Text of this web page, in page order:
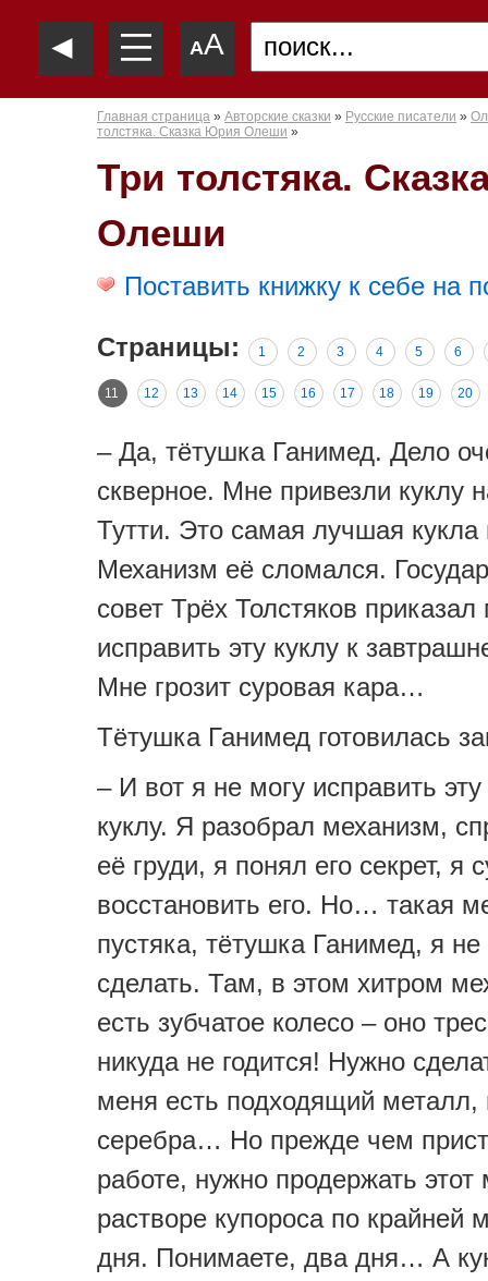
◄ —
—
— AA
Главная страница » Авторские сказки » Русские писатели »
толстяка. Сказка Юрия Олеши »
Три толстяка.
Олеши
Поставить книжку к себе на
Страницы: 1 2 3 4 5 6
11 12 13 14 15 16 17 18 19 20
– Да, тётушка Ганимед. Дело
скверное. Мне привезли куклу
Тутти. Это самая лучшая
Механизм её сломался.
совет Трёх Толстяков приказал
исправить эту куклу к
Мне грозит суровая кара…
Тётушка Ганимед готовилась
– И вот я не могу исправить
куклу. Я разобрал механизм,
её груди, я понял его секрет, я
восстановить его. Но… такая
пустяка, тётушка Ганимед, я не
сделать. Там, в этом хитром
есть зубчатое колесо – оно
никуда не годится! Нужно
меня есть подходящий металл,
серебра… Но прежде чем
работе, нужно продержать этот
растворе купороса по крайней
дня. Понимаете, два дня… А